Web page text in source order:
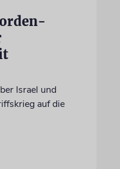
Israel und
auf die